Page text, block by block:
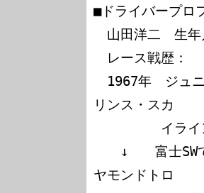
■ドライバープロ
山田洋二　生年
レース戦歴：
1967年　ジュ
リンス・スカ
イライン
↓　　富士SW
ヤモンドトロ